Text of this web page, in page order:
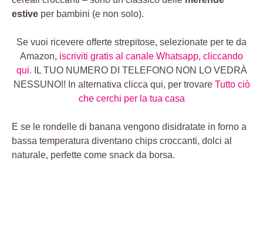
estive per bambini (e non solo).
Se vuoi ricevere offerte strepitose, selezionate per te da
Amazon, iscriviti gratis al canale Whatsapp, cliccando
qui.
IL TUO NUMERO DI TELEFONO NON LO VEDRÀ
NESSUNO!! In alternativa clicca qui, per trovare Tutto ciò
che cerchi per la tua casa
E se le rondelle di banana vengono disidratate in forno a
bassa temperatura diventano chips croccanti, dolci al
naturale, perfette come snack da borsa.